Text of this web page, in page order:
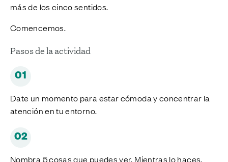
más de los cinco sentidos.
Comencemos.
Pasos de la actividad
01
Date un momento para estar cómoda y concentrar la
atención en tu entorno.
02
Nombra 5 cosas que puedes ver. Mientras lo haces,